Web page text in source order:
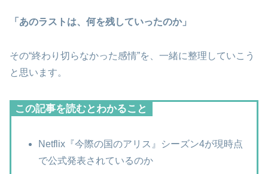
「あのラストは、何を残していったのか」
その“終わり切らなかった感情”を、一緒に整理していこう
と思います。
この記事を読むとわかること
Netflix『今際の国のアリス』シーズン4が現時点
で公式発表されているのか